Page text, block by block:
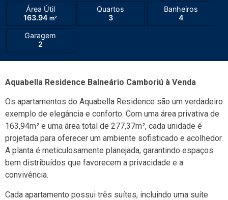
Área Útil
163.94 m²
Quartos
3
Banheiros
4
Garagem
2
Aquabella Residence Balneário Camboriú à Venda
Os apartamentos do Aquabella Residence são um verdadeiro
exemplo de elegância e conforto. Com uma área privativa de
163,94m² e uma área total de 277,37m², cada unidade é
projetada para oferecer um ambiente sofisticado e acolhedor.
A planta é meticulosamente planejada, garantindo espaços
bem distribuídos que favorecem a privacidade e a
convivência.
Cada apartamento possui três suítes, incluindo uma suíte